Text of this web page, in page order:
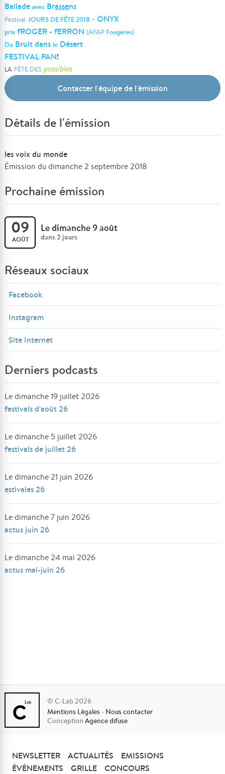
Balladeavec Brassens
Festival JOURS DE FÊTE 2018 -ONYX
prix fROGER - fERRON (AFAP Fougères)
Du Bruit dans le Désert
FESTIVAL PAN!
LA FÊTE DES possibles
Contacter l'équipe de l'émission
Détails de l'émission
les voix du monde
Émission du dimanche 2 septembre 2018
Prochaine émission
09
AOÛT
Le dimanche 9 août
dans 2 jours
Réseaux sociaux
Facebook
Instagram
Site Internet
Derniers podcasts
Le dimanche 19 juillet 2026
festivals d'août 26
Le dimanche 5 juillet 2026
festivals de juillet 26
Le dimanche 21 juin 2026
estivales 26
Le dimanche 7 juin 2026
actus juin 26
Le dimanche 24 mai 2026
actus mai-juin 26
© C-Lab 2026
Mentions Légales - Nous contacter
ConceptionAgence difuse
NEWSLETTER ACTUALITÉS
EMISSIONS
ÉVÉNEMENTS
GRILLE CONCOURS